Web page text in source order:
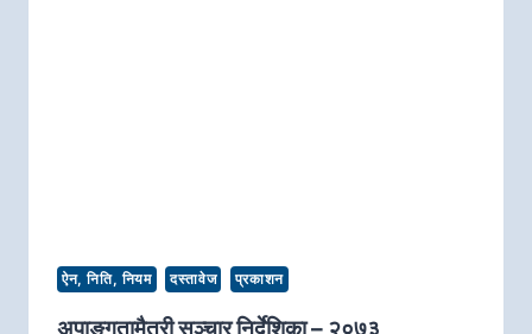
ऐन, निति, नियम दस्तावेज प्रकाशन
अपाङ्गतामैत्री सञ्चार निर्देशिका – २०७३